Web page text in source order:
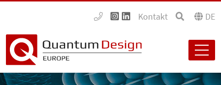
Kontakt DE